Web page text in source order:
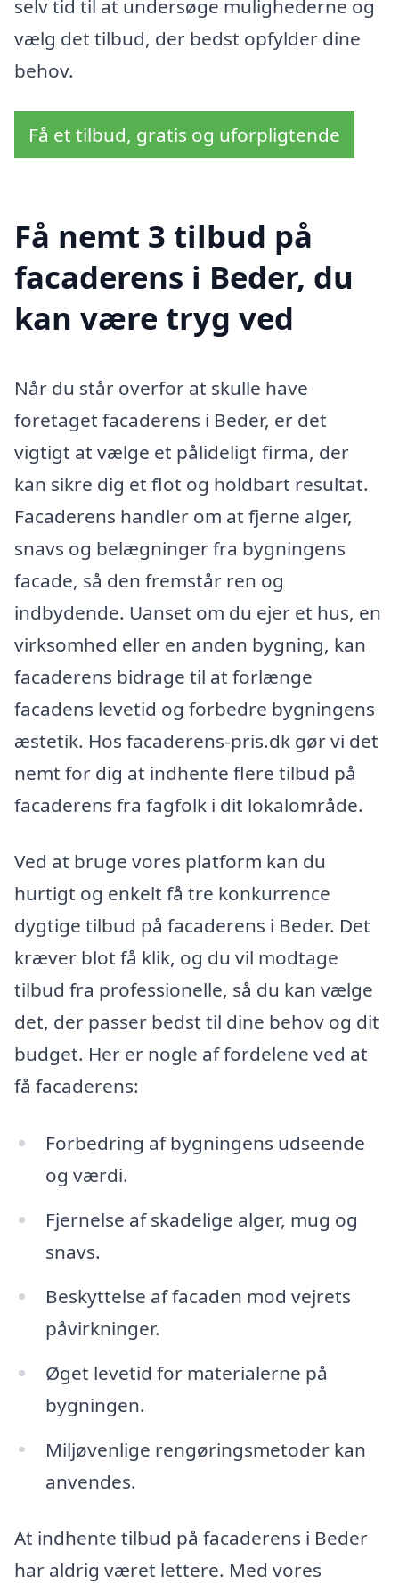
selv tid til at undersøge mulighederne og
vælg det tilbud, der bedst opfylder dine
behov.
Få et tilbud, gratis og uforpligtende
Få nemt 3 tilbud på
facaderens i Beder, du
kan være tryg ved
Når du står overfor at skulle have
foretaget facaderens i Beder, er det
vigtigt at vælge et pålideligt firma, der
kan sikre dig et flot og holdbart resultat.
Facaderens handler om at fjerne alger,
snavs og belægninger fra bygningens
facade, så den fremstår ren og
indbydende. Uanset om du ejer et hus, en
virksomhed eller en anden bygning, kan
facaderens bidrage til at forlænge
facadens levetid og forbedre bygningens
æstetik. Hos facaderens-pris.dk gør vi det
nemt for dig at indhente flere tilbud på
facaderens fra fagfolk i dit lokalområde.
Ved at bruge vores platform kan du
hurtigt og enkelt få tre konkurrence
dygtige tilbud på facaderens i Beder. Det
kræver blot få klik, og du vil modtage
tilbud fra professionelle, så du kan vælge
det, der passer bedst til dine behov og dit
budget. Her er nogle af fordelene ved at
få facaderens:
Forbedring af bygningens udseende
og værdi.
Fjernelse af skadelige alger, mug og
snavs.
Beskyttelse af facaden mod vejrets
påvirkninger.
Øget levetid for materialerne på
bygningen.
Miljøvenlige rengøringsmetoder kan
anvendes.
At indhente tilbud på facaderens i Beder
har aldrig været lettere. Med vores